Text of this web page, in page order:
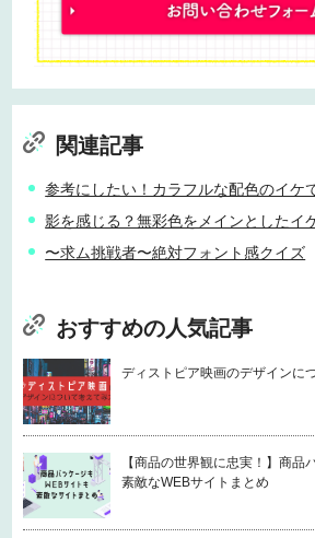
関連記事
参考にしたい！カラフルな配色のイケ
影を感じる？無彩色をメインとしたイ
〜求ム挑戦者〜絶対フォント感クイズ
おすすめの人気記事
ディストピア映画のデザインに
【商品の世界観に忠実！】商品
素敵なWEBサイトまとめ